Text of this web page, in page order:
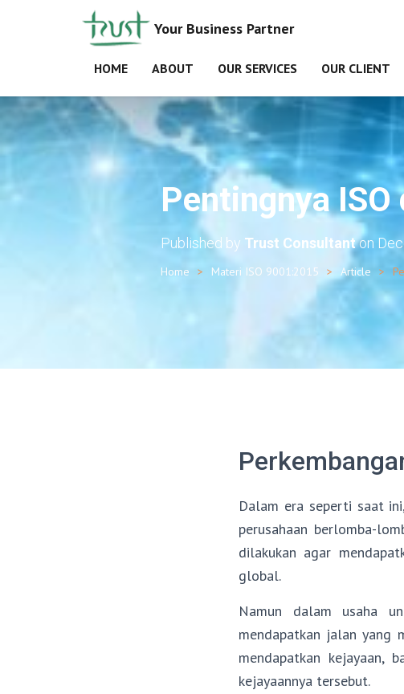
Your Business Partner
HOME ABOUT OUR SERVICES OUR CLIENT
Pentingnya
Published by Trust Consultanton
Home Materi ISO 9001:2015 Article
Dalam era seperti saat
perusahaan berlomba-
dilakukan agar
global.
Namun dalam usaha
mendapatkan jalan yang
mendapatkan kejayaan,
kejayaannya tersebut.